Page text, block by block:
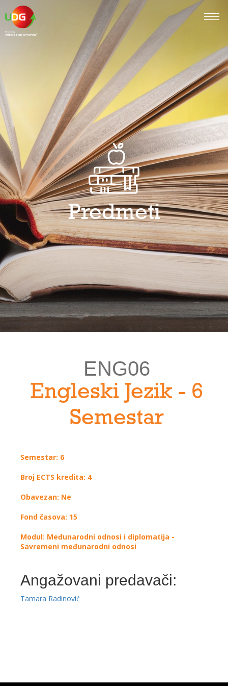
Predmeti
ENG06
Engleski Jezik - 6
Semestar
Semestar: 6
Broj ECTS kredita: 4
Obavezan: Ne
Fond časova: 15
Modul: Međunarodni odnosi i diplomatija -
Savremeni međunarodni odnosi
Angažovani predavači:
Tamara Radinović